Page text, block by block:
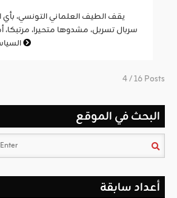
يقف الطيف العلماني التونسي،
سربال تسربل، مشدوها متحيرا، مرتبكا،
4 / 16 Posts
البحث في الموقع
أعداد سابقة